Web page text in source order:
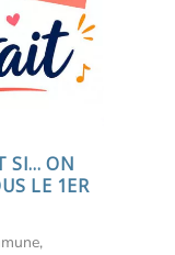
SI… ON
LE 1ER
,